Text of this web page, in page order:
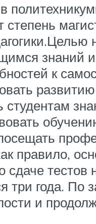
знаний
к
правило,
тестов
три года. По
и